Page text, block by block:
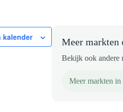
kalender Meer markten
Bekijk ook andere
Meer markten in